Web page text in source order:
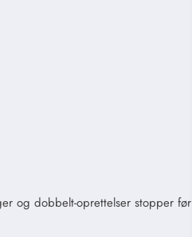
og dobbelt-oprettelser stopper før